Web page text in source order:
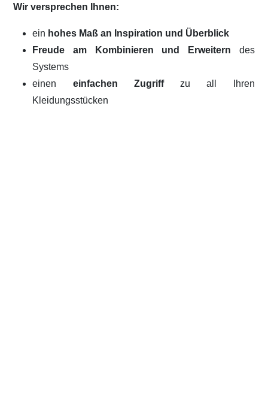
Wir versprechen Ihnen:
ein hohes Maß an Inspiration und Überblick
Freude am Kombinieren und Erweitern des
Systems
einen einfachen Zugriffzu all Ihren
Kleidungsstücken